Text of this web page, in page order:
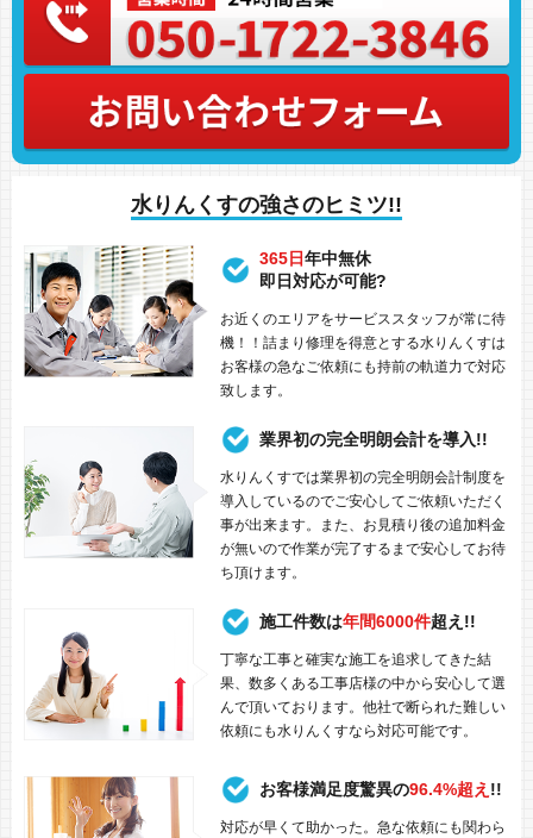
水りんくすの強さのヒミツ!!
365日年中無休
即日対応が可能?
お近くのエリアをサービススタッフが常に待
機！！詰まり修理を得意とする水りんくすは
お客様の急なご依頼にも持前の軌道力で対応
致します。
業界初の完全明朗会計を導入!!
水りんくすでは業界初の完全明朗会計制度を
導入しているのでご安心してご依頼いただく
事が出来ます。また、お見積り後の追加料金
が無いので作業が完了するまで安心してお待
ち頂けます。
施工件数は年間6000件超え!!
丁寧な工事と確実な施工を追求してきた結
果、数多くある工事店様の中から安心して選
んで頂いております。他社で断られた難しい
依頼にも水りんくすなら対応可能です。
お客様満足度驚異の96.4%超え !!
対応が早くて助かった。急な依頼にも関わら